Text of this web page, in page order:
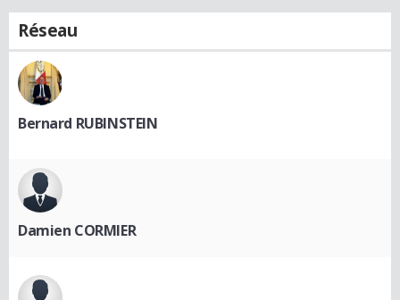
Réseau
Bernard RUBINSTEIN
Damien CORMIER